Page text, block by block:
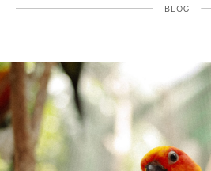
BLOG